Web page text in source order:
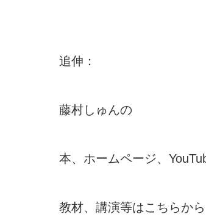
追伸：
藤村しゅんの
本、ホームページ、
教材、講演等はこちらから